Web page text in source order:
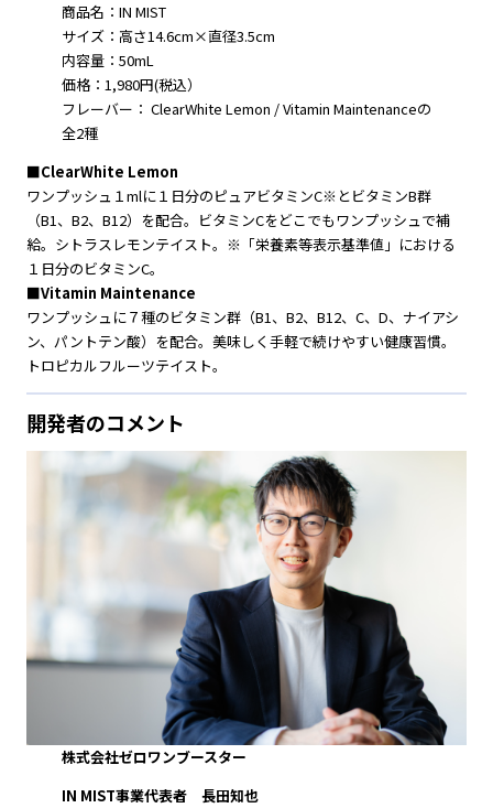
商品名：IN MIST
サイズ：高さ14.6cm×直径3.5cm
内容量：50mL
価格：1,980円(税込）
フレーバー： ClearWhite Lemon / Vitamin Maintenanceの
全2種
■ClearWhite Lemon
ワンプッシュ１mlに１日分のピュアビタミンC※とビタミンB群
（B1、B2、B12）を配合。ビタミンCをどこでもワンプッシュで補
給。シトラスレモンテイスト。※「栄養素等表示基準値」における
１日分のビタミンC。
■Vitamin Maintenance
ワンプッシュに７種のビタミン群（B1、B2、B12、C、D、ナイアシ
ン、パントテン酸）を配合。美味しく手軽で続けやすい健康習慣。
トロピカルフルーツテイスト。
開発者のコメント
株式会社ゼロワンブースター
IN MIST事業代表者 長田知也